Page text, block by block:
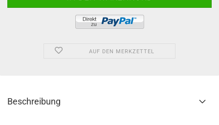
AUF DEN MERKZETTEL
Beschreibung